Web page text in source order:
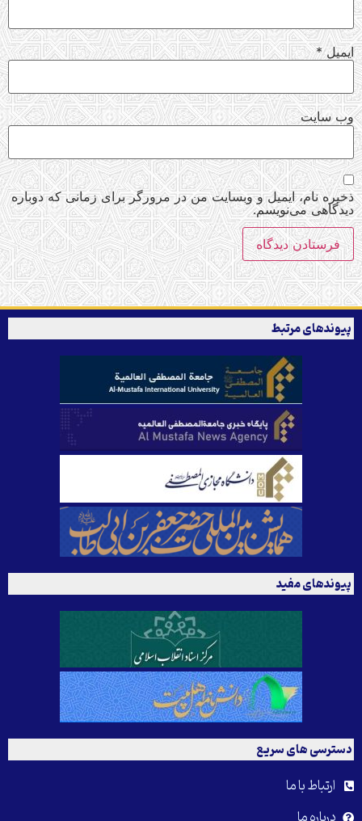
ایمیل*
وب‌ سایت
ذخیره نام، ایمیل و وبسایت من در مرورگر برای زمانی که دوباره
دیدگاهی می‌نویسم.
پیوندهای مرتبط
پیوندهای مفید
دسترسی های سریع
ارتباط با ما